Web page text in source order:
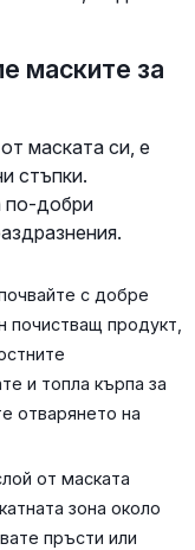
маските за
маската си, е
стъпки.
по-добри
с добре
почистващ продукт,
и топла кърпа за
отварянето на
от маската
зона около
пръсти или